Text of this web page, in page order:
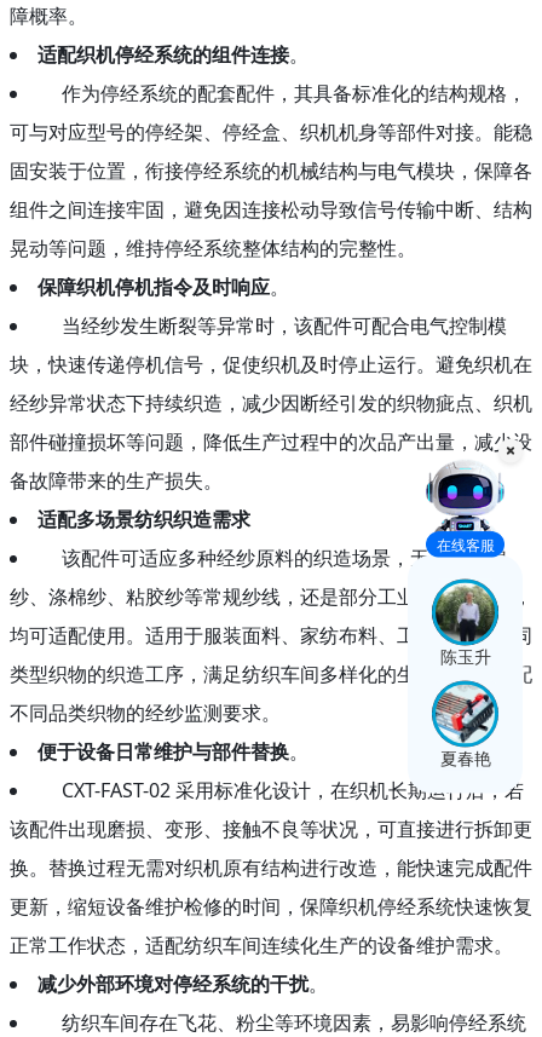
障概率。
适配织机停经系统的组件连接。
作为停经系统的配套配件，其具备标准化的结构规格，
可与对应型号的停经架、停经盒、织机机身等部件对接。能稳
固安装于位置，衔接停经系统的机械结构与电气模块，保障各
组件之间连接牢固，避免因连接松动导致信号传输中断、结构
晃动等问题，维持停经系统整体结构的完整性。
保障织机停机指令及时响应。
当经纱发生断裂等异常时，该配件可配合电气控制模
块，快速传递停机信号，促使织机及时停止运行。避免织机在
经纱异常状态下持续织造，减少因断经引发的织物疵点、织机
部件碰撞损坏等问题，降低生产过程中的次品产出量，减少设
备故障带来的生产损失。
适配多场景纺织织造需求
该配件可适应多种经纱原料的织造场景，无论是纯棉
纱、涤棉纱、粘胶纱等常规纱线，还是部分工业用特种纱线，
均可适配使用。适用于服装面料、家纺布料、工业用布等不同
类型织物的织造工序，满足纺织车间多样化的生产需求，适配
不同品类织物的经纱监测要求。
便于设备日常维护与部件替换。
CXT-FAST-02 采用标准化设计，在织机长期运行后，若
该配件出现磨损、变形、接触不良等状况，可直接进行拆卸更
换。替换过程无需对织机原有结构进行改造，能快速完成配件
更新，缩短设备维护检修的时间，保障织机停经系统快速恢复
正常工作状态，适配纺织车间连续化生产的设备维护需求。
减少外部环境对停经系统的干扰。
纺织车间存在飞花、粉尘等环境因素，易影响停经系统
在线客服
陈玉升
夏春艳